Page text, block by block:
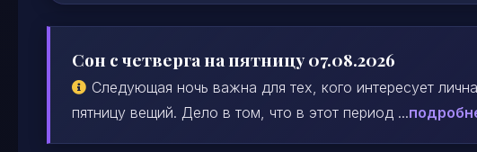
Сон с четверга на пятницу 07.08.2026
Следующая ночь важна для тех, кого интересует
пятницу вещий. Дело в том, что в этот период ...